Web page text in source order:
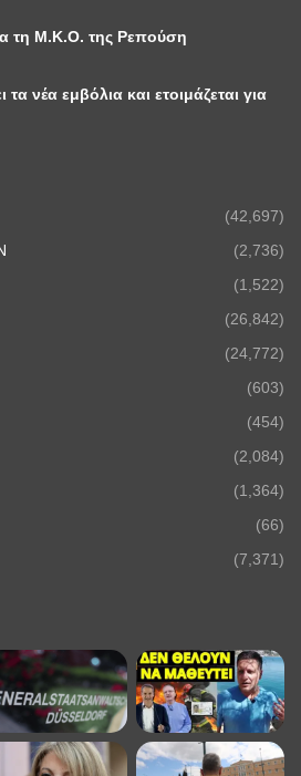
τη Μ.Κ.Ο. της Ρεπούση
τα νέα εμβόλια και ετοιμάζεται για
(42,697)
(2,736)
(1,522)
(26,842)
(24,772)
(603)
(454)
(2,084)
(1,364)
(66)
(7,371)